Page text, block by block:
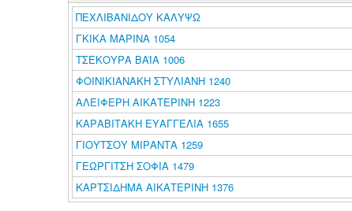
ΠΕΧΛΙΒΑΝΙΔΟΥ ΚΑΛΥΨΩ
ΓΚΙΚΑ ΜΑΡΙΝΑ 1054
ΤΣΕΚΟΥΡΑ ΒΑΪΑ 1006
ΦΟΙΝΙΚΙΑΝΑΚΗ ΣΤΥΛΙΑΝΗ 1240
ΑΛΕΙΦΕΡΗ ΑΙΚΑΤΕΡΙΝΗ 1223
ΚΑΡΑΒΙΤΑΚΗ ΕΥΑΓΓΕΛΙΑ 1655
ΓΙΟΥΤΣΟΥ ΜΙΡΑΝΤΑ 1259
ΓΕΩΡΓΙΤΣΗ ΣΟΦΙΑ 1479
ΚΑΡΤΣΙΔΗΜΑ ΑΙΚΑΤΕΡΙΝΗ 1376